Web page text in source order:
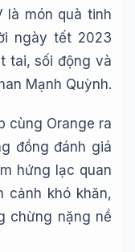
là món quà tinh
ngày tết 2023
tai, sối động và
Mạnh Quỳnh.
cùng Orange ra
đồng đánh giá
hứng lạc quan
cảnh khó khăn,
chừng nặng nề